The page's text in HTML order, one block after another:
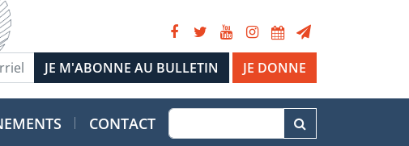
JE DONNE
CONTACT